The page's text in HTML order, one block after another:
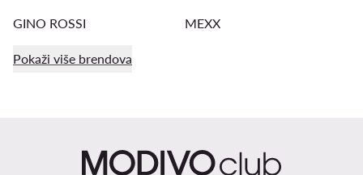
GINO ROSSI MEXX
Pokaži više brendova